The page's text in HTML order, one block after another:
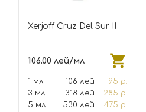
Xerjoff Cruz Del Sur II
106.00 лей/мл
1 мл 106 лей
95 р.
3 мл
318 лей
285 р.
5 мл
530 лей
475 р.